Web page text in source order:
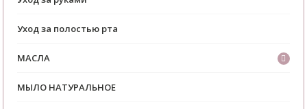
Уход за полостью рта
МАСЛА
МЫЛО НАТУРАЛЬНОЕ